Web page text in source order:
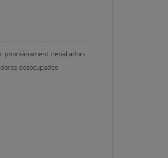
prioritàriament treballadors
desocupades